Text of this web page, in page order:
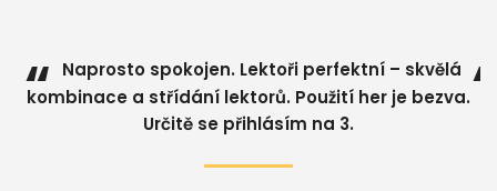
“ Naprosto spokojen. Lektoři perfektní – skvělá
kombinace a střídání lektorů. Použití her je bezva.
Určitě se přihlásím na 3.
“